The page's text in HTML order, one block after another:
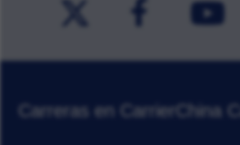
Carreras en Carrier China